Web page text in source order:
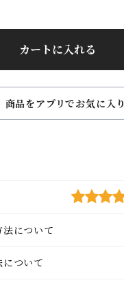
カートに入れる
商品をアプリでお気に入り
について
ついて